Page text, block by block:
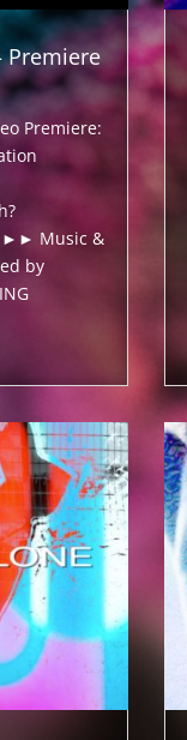
Premiere
Premiere:
►► Music &
by